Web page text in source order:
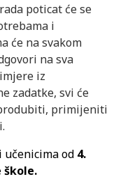
poticat će se
i
će na svakom
na sva
iz
zadatke, svi će
primijeniti
učenicima od 4.
škole.